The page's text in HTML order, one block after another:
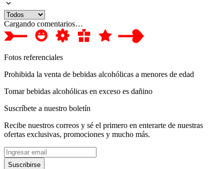
Cargando comentarios…
Fotos referenciales
Prohibida la venta de bebidas alcohólicas a menores de edad
Tomar bebidas alcohólicas en exceso es dañino
Suscríbete a nuestro boletín
Recibe nuestros correos y sé el primero en enterarte de nuestras
ofertas exclusivas, promociones y mucho más.
Suscribirse